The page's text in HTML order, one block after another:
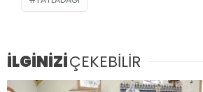
İLGİNİZİÇEKEBİLİR